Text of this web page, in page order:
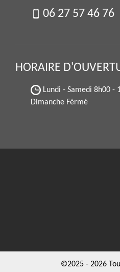
06 27 57 46 76
HORAIRE
Lundi - Samedi 8h00 -
Dimanche Férmé
©2025 - 2026